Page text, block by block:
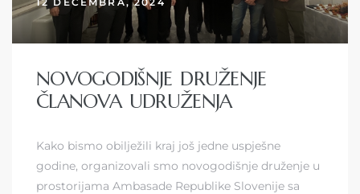
NOVOGODIŠNJE DRUŽENJE
ČLANOVA UDRUŽENJA
Kako bismo obilježili kraj još jedne uspješne
godine, organizovali smo novogodišnje druženje u
prostorijama Ambasade Republike Slovenije sa